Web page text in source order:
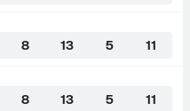
8 13 5 11
8 13 5 11